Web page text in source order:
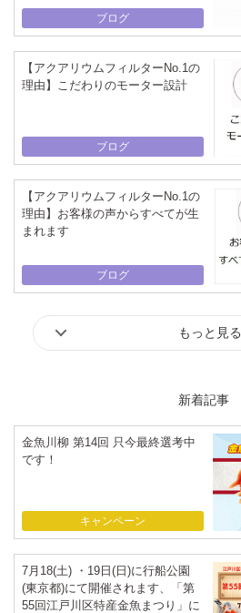
ブログ
【アクアリウムフィルターNo.1の
理由】こだわりのモーター設計
ブログ
【アクアリウムフィルターNo.1の
理由】お客様の声からすべてが生
まれます
ブログ
もっと見る
新着記事
金魚川柳 第14回 只今最終選考中
です！
キャンペーン
7月18(土) ・19日(日)に行船公園
(東京都)にて開催されます、「第
55回江戸川区特産金魚まつり」に